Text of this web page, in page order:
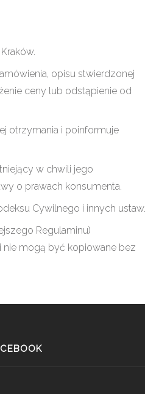
opisu stwierdzonej
ceny lub odstąpienie od
otrzymania i poinformuje
w chwili jego
o prawach konsumenta.
Cywilnego i innych ustaw.
Regulaminu)
nie mogą być kopiowane bez